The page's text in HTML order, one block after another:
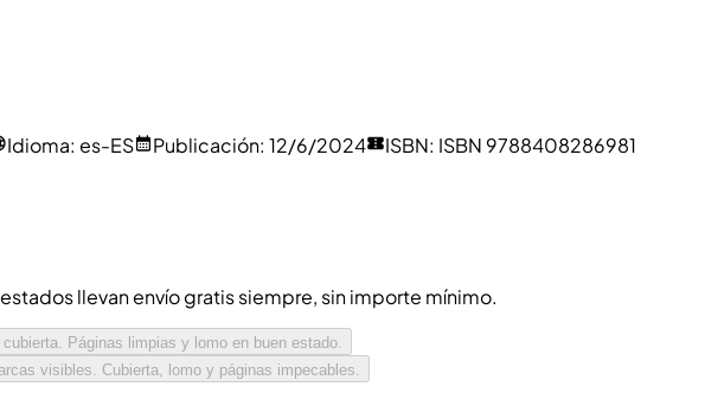
Idioma: es-ES Publicación: 12/6/2024 ISBN: ISBN 9788408286981
llevan envío gratis siempre, sin importe mínimo.
Páginas limpias y lomo en buen estado.
visibles. Cubierta, lomo y páginas impecables.